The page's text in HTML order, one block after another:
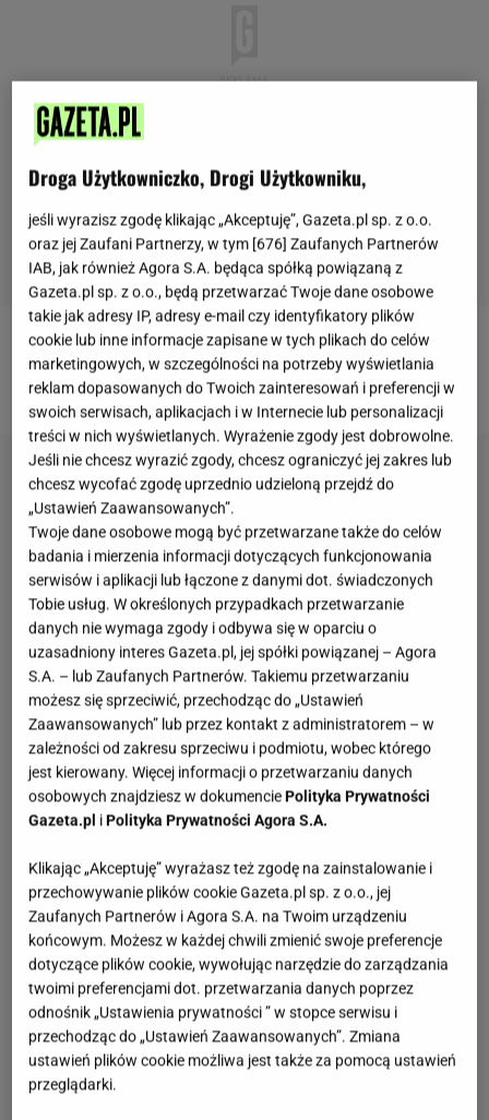
Więcej kulinarnych ciekawostek znajdziecie na
naszej stronie głównejGazeta.pl
Droga Użytkowniczko, Drogi Użytkowniku,
jeśli wyrazisz zgodę klikając „Akceptuję”, Gazeta.pl sp. z o.o.
oraz jej Zaufani Partnerzy, w tym [676] Zaufanych Partnerów
IAB, jak również Agora S.A. będąca spółką powiązaną z
Gazeta.pl sp. z o.o., będą przetwarzać Twoje dane osobowe
takie jak adresy IP, adresy e-mail czy identyfikatory plików
cookie lub inne informacje zapisane w tych plikach do celów
marketingowych, w szczególności na potrzeby wyświetlania
reklam dopasowanych do Twoich zainteresowań i preferencji w
swoich serwisach, aplikacjach i w Internecie lub personalizacji
treści w nich wyświetlanych. Wyrażenie zgody jest dobrowolne.
Jeśli nie chcesz wyrazić zgody, chcesz ograniczyć jej zakres lub
chcesz wycofać zgodę uprzednio udzieloną przejdź do
„Ustawień Zaawansowanych”.
Twoje dane osobowe mogą być przetwarzane także do celów
badania i mierzenia informacji dotyczących funkcjonowania
serwisów i aplikacji lub łączone z danymi dot. świadczonych
Tobie usług. W określonych przypadkach przetwarzanie
danych nie wymaga zgody i odbywa się w oparciu o
uzasadniony interes Gazeta.pl, jej spółki powiązanej – Agora
S.A. – lub Zaufanych Partnerów. Takiemu przetwarzaniu
możesz się sprzeciwić, przechodząc do „Ustawień
Zaawansowanych” lub przez kontakt z administratorem – w
zależności od zakresu sprzeciwu i podmiotu, wobec którego
jest kierowany. Więcej informacji o przetwarzaniu danych
osobowych znajdziesz w dokumencie Polityka Prywatności
Gazeta.pl i Polityka Prywatności Agora S.A.
Klikając „Akceptuję” wyrażasz też zgodę na zainstalowanie i
przechowywanie plików cookie Gazeta.pl sp. z o.o., jej
Zaufanych Partnerów i Agora S.A. na Twoim urządzeniu
końcowym. Możesz w każdej chwili zmienić swoje preferencje
dotyczące plików cookie, wywołując narzędzie do zarządzania
twoimi preferencjami dot. przetwarzania danych poprzez
odnośnik „Ustawienia prywatności ” w stopce serwisu i
przechodząc do „Ustawień Zaawansowanych”. Zmiana
ustawień plików cookie możliwa jest także za pomocą ustawień
przeglądarki.